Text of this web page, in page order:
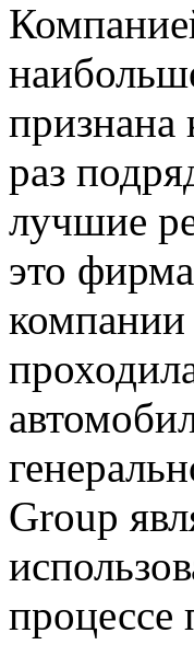
признана
раз
лучшие
это
Group
процессе